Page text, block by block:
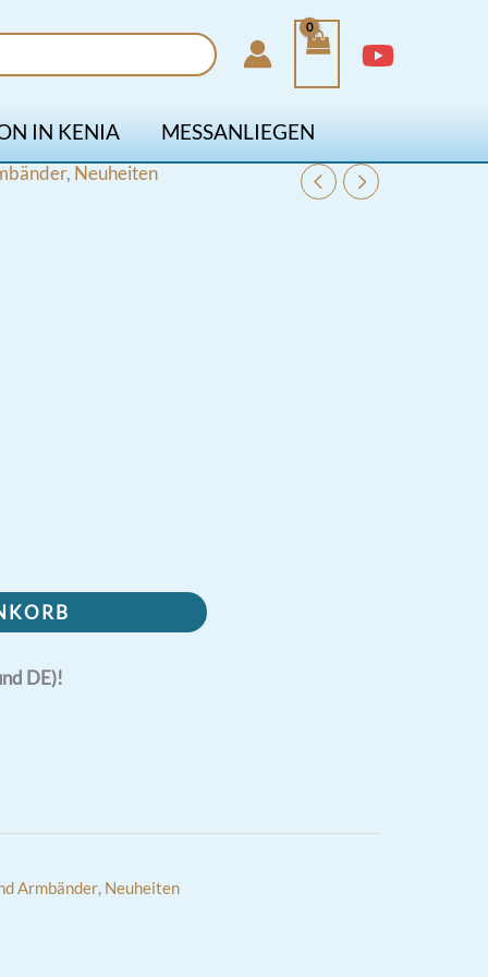
IN KENIA MESSANLIEGEN
, Neuheiten
DE)!
Armbänder, Neuheiten